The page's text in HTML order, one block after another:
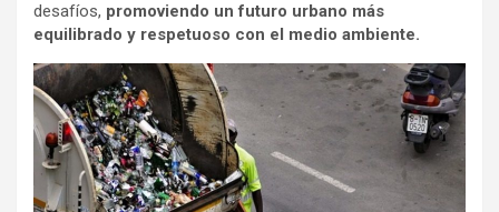
desafíos, promoviendo un futuro urbano más
equilibrado y respetuoso con el medio ambiente.